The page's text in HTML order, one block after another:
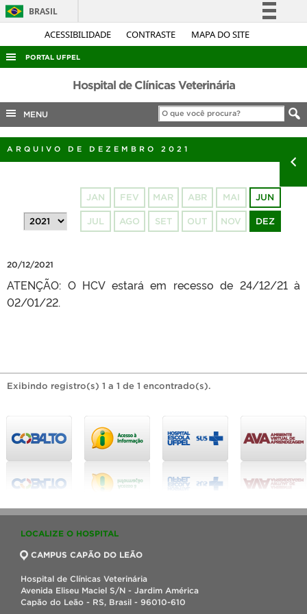
ACESSIBILIDADE CONTRASTE MAPA DO SITE
BRASIL
Simplifique!
Legislação
Canais
PORTAL UFPEL
ACESSO À INFORMAÇÃO
AUDITORIA
COBALTO
CONCURSOS
OUVIDORIA
TELEFONES
Hospital de Clínicas Veterinária
MENU
ARQUIVO DE DEZEMBRO 2021
JAN FEV MAR ABR MAI JUN
JUL AGO SET OUT NOV DEZ
20/12/2021
ATENÇÃO: O HCV estará em recesso de 24/12/21 à
02/01/22.
Exibindo registro(s) 1 a 1 de 1 encontrado(s).
LOCALIZE O HOSPITAL
CAMPUS CAPÃO DO LEÃO
Hospital de Clínicas Veterinária
Avenida Eliseu Maciel S/N - Jardim América
Capão do Leão - RS, Brasil - 96010-610